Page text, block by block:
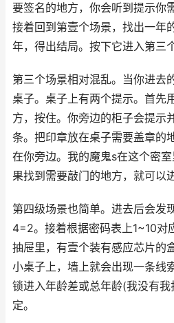
要签名的地方，你会听到提示你
接着回到第壹个场景，找出一年
年，得出结局。按下它进入第三
第三个场景相对混乱。当你进去
桌子。桌子上有两个提示。首先
方，按住。你旁边的柜子会提示
条。把印章放在桌子需要盖章的
在你旁边。我的魔鬼s在这个密
果找到需要敲门的地方，就可以
第四级场景也简单。进去后会发
4=2。接着根据密码表上1~10对
抽屉里，有壹个装有感应芯片的
小桌子上，墙上就会出现一条线
锁进入年龄差或总年龄(我没有
定。